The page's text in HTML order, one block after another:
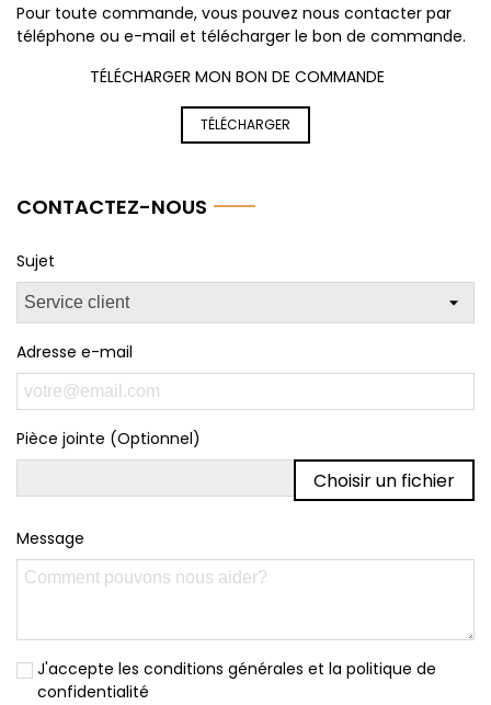
Pour toute commande, vous pouvez nous contacter par
téléphone ou e-mail et télécharger le bon de commande.
TÉLÉCHARGER MON BON DE COMMANDE
TÉLÉCHARGER
CONTACTEZ-NOUS
Sujet
Adresse e-mail
Pièce jointe (Optionnel)
Choisir un fichier
Message
J'accepte les conditions générales et la politique de
confidentialité